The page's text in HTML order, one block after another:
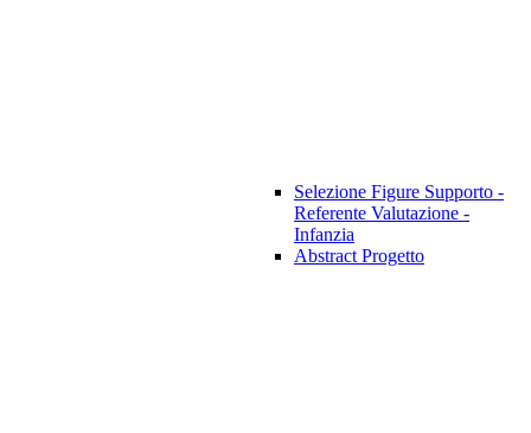
Selezione Figure Supporto -
Referente Valutazione -
Infanzia
Abstract Progetto